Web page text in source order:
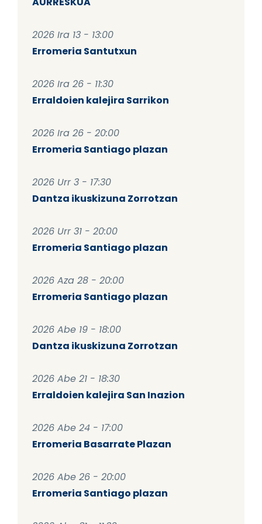
2026 Ira 13 - 13:00
Erromeria Santutxun
2026 Ira 26 - 11:30
Erraldoien kalejira Sarrikon
2026 Ira 26 - 20:00
Erromeria Santiago plazan
2026 Urr 3 - 17:30
Dantza ikuskizuna Zorrotzan
2026 Urr 31 - 20:00
Erromeria Santiago plazan
2026 Aza 28 - 20:00
Erromeria Santiago plazan
2026 Abe 19 - 18:00
Dantza ikuskizuna Zorrotzan
2026 Abe 21 - 18:30
Erraldoien kalejira San Inazion
2026 Abe 24 - 17:00
Erromeria Basarrate Plazan
2026 Abe 26 - 20:00
Erromeria Santiago plazan